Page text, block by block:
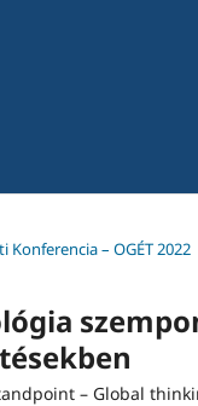
Konferencia – OGÉT 2022
– Global